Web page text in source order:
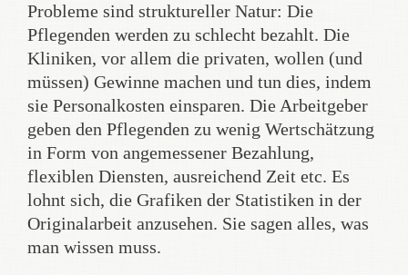
Probleme sind struktureller Natur: Die
Pflegenden werden zu schlecht bezahlt. Die
Kliniken, vor allem die privaten, wollen (und
müssen) Gewinne machen und tun dies, indem
sie Personalkosten einsparen. Die Arbeitgeber
geben den Pflegenden zu wenig Wertschätzung
in Form von angemessener Bezahlung,
flexiblen Diensten, ausreichend Zeit etc. Es
lohnt sich, die Grafiken der Statistiken in der
Originalarbeit anzusehen. Sie sagen alles, was
man wissen muss.